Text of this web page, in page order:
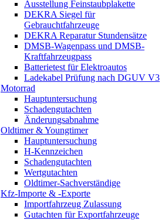
Ausstellung Feinstaubplakette
DEKRA Siegel für
Gebrauchtfahrzeuge
DEKRA Reparatur Stundensätze
DMSB-Wagenpass und DMSB-
Kraftfahrzeugpass
Batterietest für Elektroautos
Ladekabel Prüfung nach DGUV V3
Motorrad
Hauptuntersuchung
Schadengutachten
Änderungsabnahme
Oldtimer & Youngtimer
Hauptuntersuchung
H-Kennzeichen
Schadengutachten
Wertgutachten
Oldtimer-Sachverständige
Kfz-Importe & -Exporte
Importfahrzeug Zulassung
Gutachten für Exportfahrzeuge